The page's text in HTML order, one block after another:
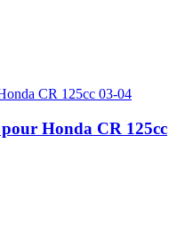
Honda CR 125cc